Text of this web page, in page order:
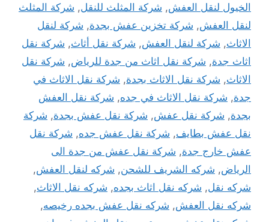
الخيول لنقل العفش, شركة المثلث للنقل, شركة المثلث
لنقل العفش, شركة تخزين عفش بجدة, شركة لنقل
الاثاث, شركة لنقل العفش, شركة نقل أثاث, شركة نقل
اثاث جدة, شركة نقل اثاث من جدة للرياض, شركة نقل
الاثاث, شركة نقل الاثاث بجدة, شركة نقل الاثاث في
جدة, شركة نقل الاثاث في جده, شركة نقل العفش
بجدة, شركة نقل عفش, شركة نقل عفش بجدة, شركة
نقل عفش بطايف, شركة نقل عفش جده, شركة نقل
عفش خارج جدة, شركة نقل عفش من جدة الى
الرياض, شركه الشريف للشحن, شركه لنقل العفش,
شركه نقل, شركه نقل اثاث بجده, شركه نقل الاثاث,
شركه نقل العفش, شركه نقل عفش بجده رخيصه,